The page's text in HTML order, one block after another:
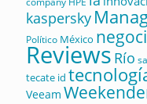
kaspersky
Político México
Reviews Río
tecate id
Veeam